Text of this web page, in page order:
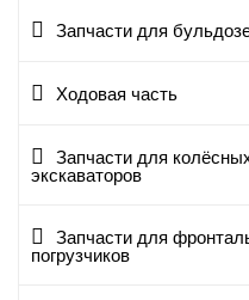
Запчасти для
Ходовая часть
Запчасти для
экскаваторов
Запчасти для
погрузчиков